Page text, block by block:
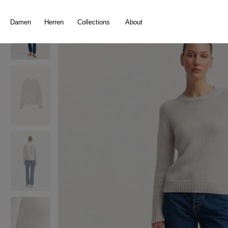
Damen Herren Collections About